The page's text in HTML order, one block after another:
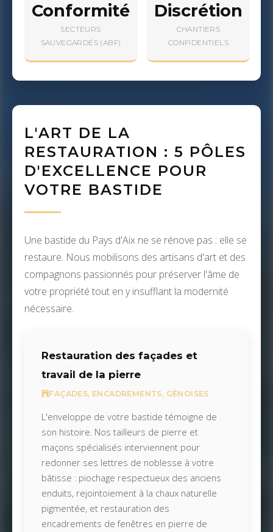
Conformité
SECTEURS
SAUVEGARDÉS (ABF)
Discrétion
CHANTIERS
CONFIDENTIELS
L'ART DE LA
RESTAURATION : 5 PÔLES
D'EXCELLENCE POUR
VOTRE BASTIDE
Une bastide du Pays d'Aix ne se rénove pas : elle se
restaure. Nous mobilisons des artisans d'art et des
compagnons passionnés pour préserver l'âme de
votre propriété tout en y insufflant la modernité
nécessaire.
Restauration des façades et
travail de la pierre
FAÇADES, ENCADREMENTS, GÉNOISES
L'enveloppe de votre bastide témoigne de
son histoire. Nos tailleurs de pierre et
maçons spécialisés interviennent pour
redonner ses lettres de noblesse à votre
bâtisse : piochage respectueux des anciens
enduits, rejointoiement à la chaux naturelle
pigmentée, et restauration des
encadrements de fenêtres en pierre de